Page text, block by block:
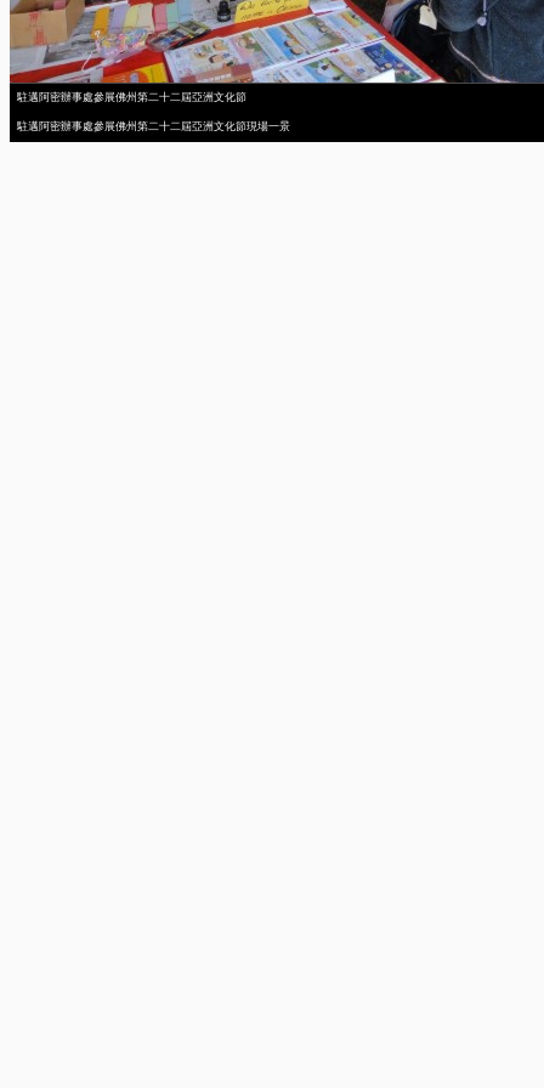
駐邁阿密辦事處參展佛州第二十二屆亞洲文化節
駐邁阿密辦事處參展佛州第二十二屆亞洲文化節現場一景